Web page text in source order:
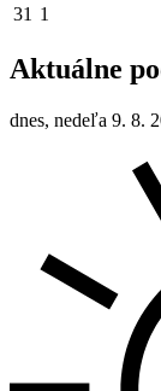
31 1
Aktuálne
dnes, nedeľa 9. 8.